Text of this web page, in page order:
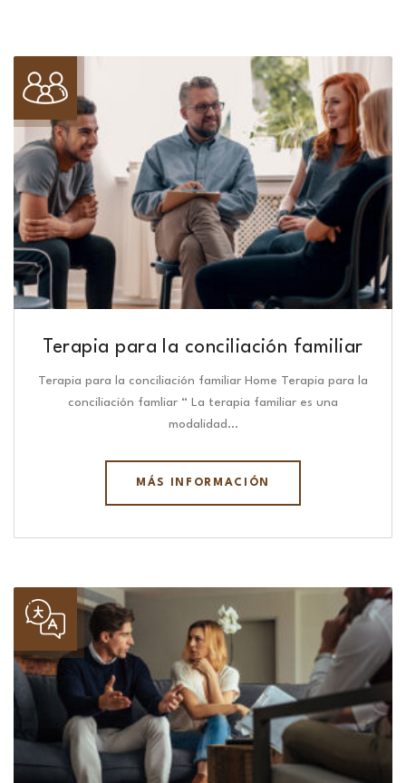
Terapia para la conciliación familiar
Terapia para la conciliación familiar Home Terapia para la
conciliación famliar “ La terapia familiar es una
modalidad…
MÁS INFORMACIÓN